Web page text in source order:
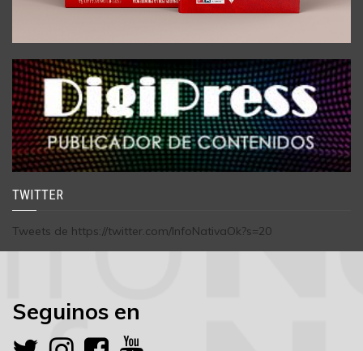
TWITTER
Tweets de https://twitter.com/InfoNativaOk?s=20
Seguinos en